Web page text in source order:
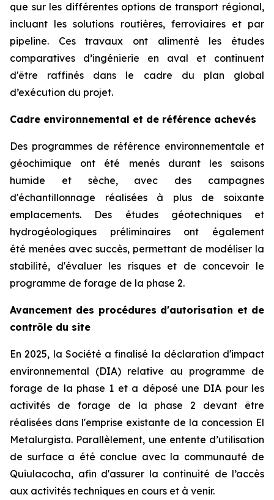
que sur les différentes options de transport régional,
incluant les solutions routières, ferroviaires et par
pipeline. Ces travaux ont alimenté les études
comparatives d’ingénierie en aval et continuent
d'être raffinés dans le cadre du plan global
d’exécution du projet.
Cadre environnemental et de référence achevés
Des programmes de référence environnementale et
géochimique ont été menés durant les saisons
humide et sèche, avec des campagnes
d'échantillonnage réalisées à plus de soixante
emplacements. Des études géotechniques et
hydrogéologiques préliminaires ont également
été menées avec succès, permettant de modéliser la
stabilité, d'évaluer les risques et de concevoir le
programme de forage de la phase 2.
Avancement des procédures d'autorisation et de
contrôle du site
En 2025, la Société a finalisé la déclaration d'impact
environnemental (DIA) relative au programme de
forage de la phase 1 et a déposé une DIA pour les
activités de forage de la phase 2 devant être
réalisées dans l'emprise existante de la concession El
Metalurgista. Parallèlement, une entente d’utilisation
de surface a été conclue avec la communauté de
Quiulacocha, afin d'assurer la continuité de l’accès
aux activités techniques en cours et à venir.